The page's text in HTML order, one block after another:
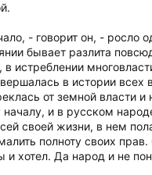
- говорит он, - росло
бывает разлита
в истреблении
в истории
от земной власти
и в русском
своей жизни, в нем
полноту своих
и хотел. Да народ и не